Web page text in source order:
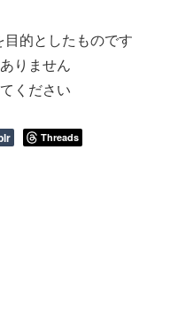
目的としたものです
りません
ください
Threads